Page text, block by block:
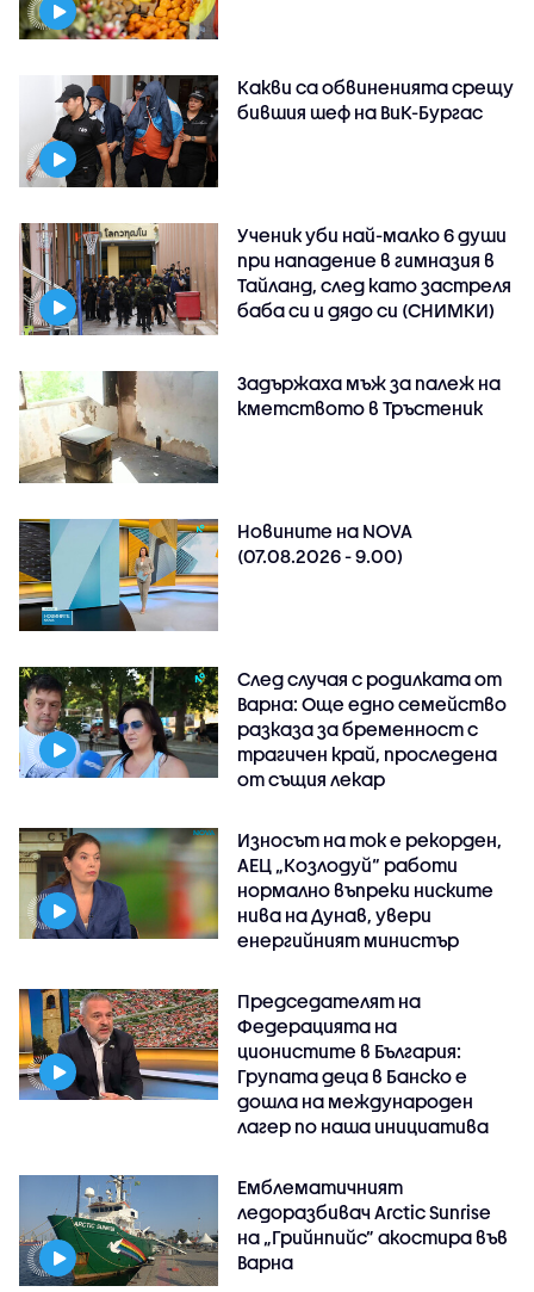
Какви са обвиненията срещу
бившия шеф на ВиК-Бургас
Ученик уби най-малко 6 души
при нападение в гимназия в
Тайланд, след като застреля
баба си и дядо си (СНИМКИ)
Задържаха мъж за палеж на
кметството в Тръстеник
Новините на NOVA
(07.08.2026 - 9.00)
След случая с родилката от
Варна: Още едно семейство
разказа за бременност с
трагичен край, проследена
от същия лекар
Износът на ток е рекорден,
АЕЦ „Козлодуй“ работи
нормално въпреки ниските
нива на Дунав, увери
енергийният министър
Председателят на
Федерацията на
ционистите в България:
Групата деца в Банско е
дошла на международен
лагер по наша инициатива
Емблематичният
ледоразбивач Arctic Sunrise
на „Грийнпийс” акостира във
Варна